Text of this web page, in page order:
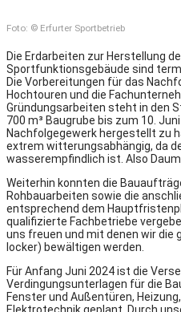
Foto: © Erfurter Sportbetrieb
Die Erdarbeiten zur Herstellung
Sportfunktionsgebäude sind
Die Vorbereitungen für das
Hochtouren und die
Gründungsarbeiten steht in den
700 m³ Baugrube bis zum 10.
Nachfolgegewerk hergestellt zu
extrem witterungsabhängig, da
wasserempfindlich ist. Also
Weiterhin konnten die
Rohbauarbeiten sowie die
entsprechend dem
qualifizierte Fachbetriebe
uns freuen und mit denen wir
locker) bewältigen werden.
Für Anfang Juni 2024 ist die
Verdingungsunterlagen für die
Fenster und Außentüren,